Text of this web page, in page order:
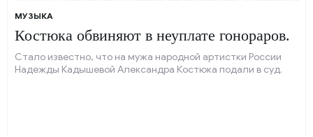
МУЗЫКА
Костюка обвиняют в неуплате гонораров.
Стало известно, что на мужа народной артистки России
Надежды Кадышевой Александра Костюка подали в суд.